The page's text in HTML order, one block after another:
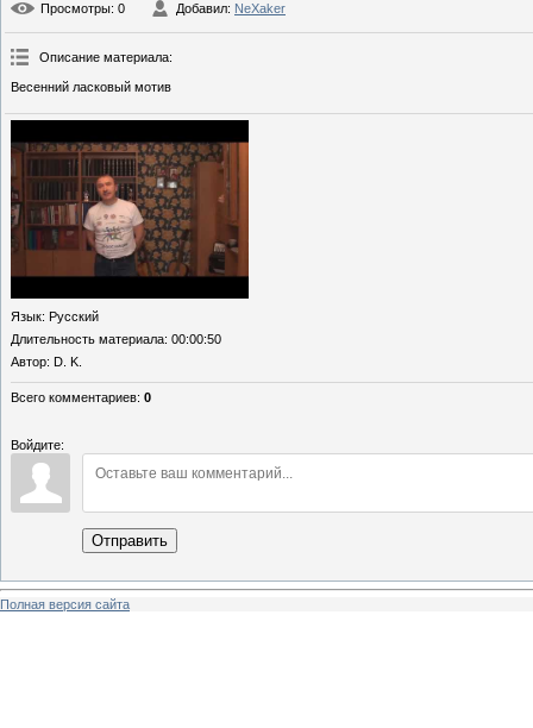
Просмотры: 0 Добавил: NeXaker
Описание материала:
Весенний ласковый мотив
Язык: Русский
Длительность материала: 00:00:50
Автор: D. K.
Всего комментариев: 0
Войдите:
Отправить
Полная версия сайта